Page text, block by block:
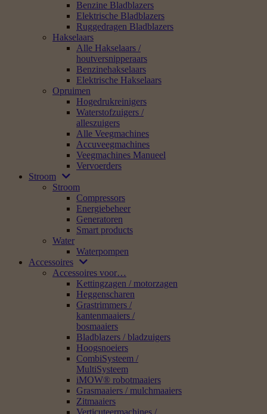
Benzine Bladblazers
Elektrische Bladblazers
Ruggedragen Bladblazers
Hakselaars
Alle Hakselaars /
houtversnipperaars
Benzinehakselaars
Elektrische Hakselaars
Opruimen
Hogedrukreinigers
Waterstofzuigers /
alleszuigers
Alle Veegmachines
Accuveegmachines
Veegmachines Manueel
Vervoerders
Stroom
Stroom
Compressors
Energiebeheer
Generatoren
Smart products
Water
Waterpompen
Accessoires
Accessoires voor…
Kettingzagen / motorzagen
Heggenscharen
Grastrimmers /
kantenmaaiers /
bosmaaiers
Bladblazers / bladzuigers
Hoogsnoeiers
CombiSysteem /
MultiSysteem
iMOW® robotmaaiers
Grasmaaiers / mulchmaaiers
Zitmaaiers
Verticuteermachines /